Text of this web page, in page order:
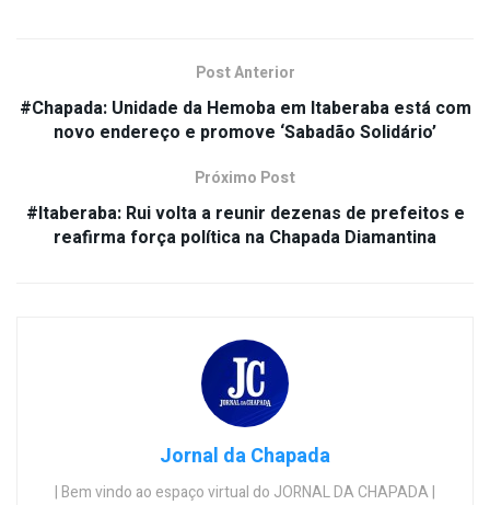
Post Anterior
#Chapada: Unidade da Hemoba em Itaberaba está com
novo endereço e promove ‘Sabadão Solidário’
Próximo Post
#Itaberaba: Rui volta a reunir dezenas de prefeitos e
reafirma força política na Chapada Diamantina
Jornal da Chapada
| Bem vindo ao espaço virtual do JORNAL DA CHAPADA |